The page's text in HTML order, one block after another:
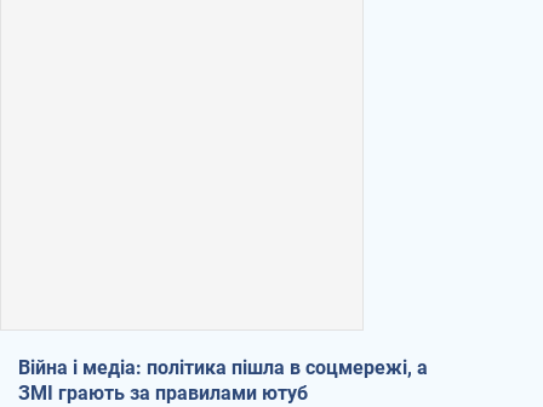
Війна і медіа: політика пішла в соцмережі, а
ЗМІ грають за правилами ютуб